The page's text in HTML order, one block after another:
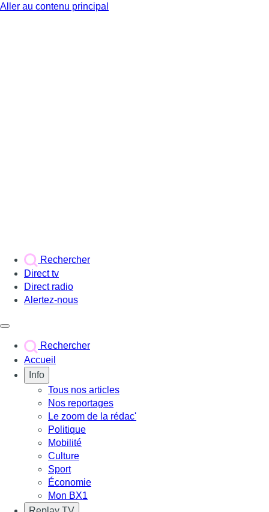
Aller au contenu principal
Rechercher
Direct tv
Direct radio
Alertez-nous
Rechercher
Accueil
Info
Tous nos articles
Nos reportages
Le zoom de la rédac'
Politique
Mobilité
Culture
Sport
Économie
Mon BX1